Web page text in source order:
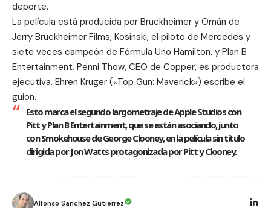
deporte.
La película está producida por Bruckheimer y Omán de
Jerry Bruckheimer Films, Kosinski, el piloto de Mercedes y
siete veces campeón de Fórmula Uno Hamilton, y Plan B
Entertainment. Penni Thow, CEO de Copper, es productora
ejecutiva. Ehren Kruger («Top Gun: Maverick») escribe el
guion.
Esto marca el segundo largometraje de Apple Studios con
Pitt y Plan B Entertainment, que se están asociando, junto
con Smokehouse de George Clooney, en la película sin título
dirigida por Jon Watts protagonizada por Pitt y Clooney.
Alfonso Sanchez Gutierrez